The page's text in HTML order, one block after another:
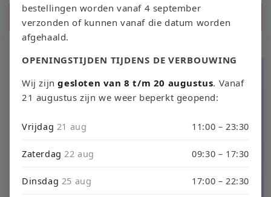
direct naar
bestellingen worden vanaf 4 september
verzonden of kunnen vanaf die datum worden
afgehaald.
OPENINGSTIJDEN TIJDENS DE VERBOUWING
Wij zijngesloten van 8 t/m 20 augustus. Vanaf
21 augustus zijn we weer beperkt geopend:
Vrijdag 21 aug 11:00 – 23:30
Zaterdag22 aug 09:30 – 17:30
Dinsdag 25 aug 17:00 – 22:30